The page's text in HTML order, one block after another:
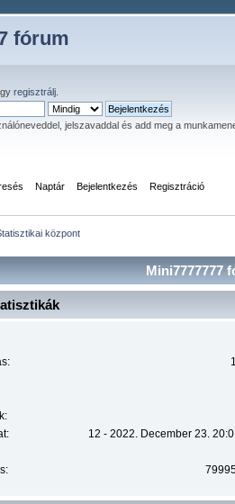
fórum
regisztrálj
jelszavaddal és add meg a
Naptár Bejelentkezés Regisztráció
központ
Mini7777777
12 - 2022. December 23.